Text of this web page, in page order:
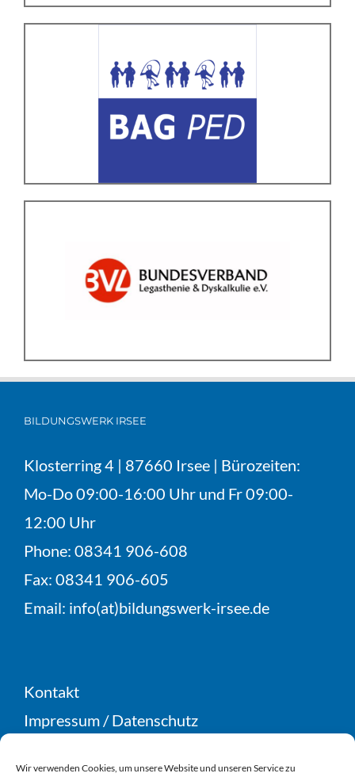
Wir verwenden Cookies, um unsere Website und unseren Service zu
BILDUNGSWERK IRSEE
Klosterring 4 | 87660 Irsee | Bürozeiten:
Mo-Do 09:00-16:00 Uhr und Fr 09:00-
12:00 Uhr
Phone: 08341 906-608
Fax: 08341 906-605
Email: info(at)bildungswerk-irsee.de
Kontakt
Impressum/Datenschutz